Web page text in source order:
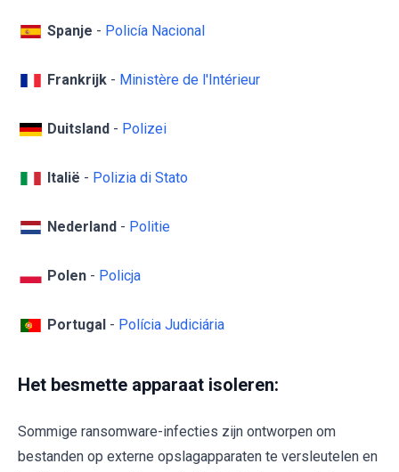
Spanje - Policía Nacional
Frankrijk - Ministère de l'Intérieur
Duitsland - Polizei
Italië - Polizia di Stato
Nederland - Politie
Polen - Policja
Portugal - Polícia Judiciária
Het besmette apparaat isoleren:
Sommige ransomware-infecties zijn ontworpen om
bestanden op externe opslagapparaten te versleutelen en